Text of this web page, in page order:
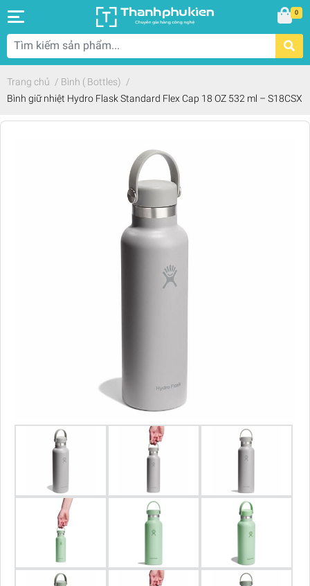
0
Trang chủ / Bình ( Bottles) /
Bình giữ nhiệt Hydro Flask Standard Flex Cap 18 OZ 532 ml – S18CSX